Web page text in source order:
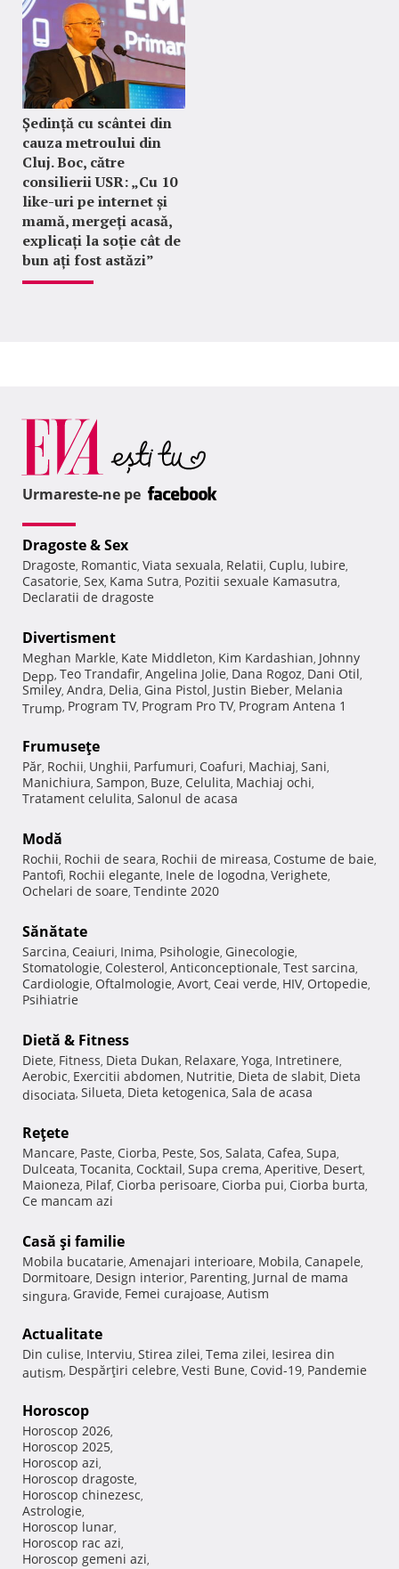
Ședință cu scântei din
cauza metroului din
Cluj. Boc, către
consilierii USR: „Cu 10
like-uri pe internet și
mamă, mergeți acasă,
explicați la soție cât de
bun ați fost astăzi”
Urmareste-ne pe
Dragoste & Sex
Dragoste, Romantic, Viata sexuala, Relatii, Cuplu, Iubire,
Casatorie, Sex, Kama Sutra, Pozitii sexuale Kamasutra,
Declaratii de dragoste
Divertisment
Meghan Markle, Kate Middleton, Kim Kardashian, Johnny
Depp, Teo Trandafir, Angelina Jolie, Dana Rogoz, Dani Otil,
Smiley, Andra, Delia, Gina Pistol, Justin Bieber, Melania
Trump, Program TV, Program Pro TV, Program Antena 1
Frumuseţe
Păr, Rochii, Unghii, Parfumuri, Coafuri, Machiaj, Sani,
Manichiura, Sampon, Buze, Celulita, Machiaj ochi,
Tratament celulita, Salonul de acasa
Modă
Rochii, Rochii de seara, Rochii de mireasa, Costume de baie,
Pantofi, Rochii elegante, Inele de logodna, Verighete,
Ochelari de soare, Tendinte 2020
Sănătate
Sarcina, Ceaiuri, Inima, Psihologie, Ginecologie,
Stomatologie, Colesterol, Anticonceptionale, Test sarcina,
Cardiologie, Oftalmologie, Avort, Ceai verde, HIV, Ortopedie,
Psihiatrie
Dietă & Fitness
Diete, Fitness, Dieta Dukan, Relaxare, Yoga, Intretinere,
Aerobic, Exercitii abdomen, Nutritie, Dieta de slabit, Dieta
disociata, Silueta, Dieta ketogenica, Sala de acasa
Reţete
Mancare, Paste, Ciorba, Peste, Sos, Salata, Cafea, Supa,
Dulceata, Tocanita, Cocktail, Supa crema, Aperitive, Desert,
Maioneza, Pilaf, Ciorba perisoare, Ciorba pui, Ciorba burta,
Ce mancam azi
Casă şi familie
Mobila bucatarie, Amenajari interioare, Mobila, Canapele,
Dormitoare, Design interior, Parenting, Jurnal de mama
singura, Gravide, Femei curajoase, Autism
Actualitate
Din culise, Interviu, Stirea zilei, Tema zilei, Iesirea din
autism, Despărţiri celebre, Vesti Bune, Covid-19, Pandemie
Horoscop
Horoscop 2026,
Horoscop 2025,
Horoscop azi,
Horoscop dragoste,
Horoscop chinezesc,
Astrologie,
Horoscop lunar,
Horoscop rac azi,
Horoscop gemeni azi,